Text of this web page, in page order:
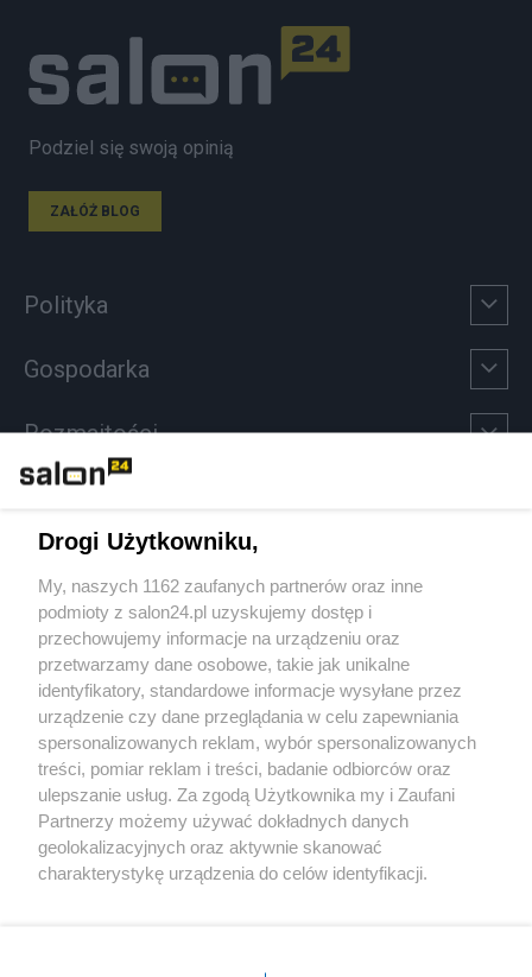
Podziel się swoją opinią
ZAŁÓŻ BLOG
Polityka
Gospodarka
Rozmaitości
Sport
Społeczeństwo
Kultura
X Facebook Instagram Youtube
Drogi Użytkowniku,
My, naszych 1162 zaufanych partnerów oraz inne
podmioty z salon24.pl uzyskujemy dostęp i
przechowujemy informacje na urządzeniu oraz
przetwarzamy dane osobowe, takie jak unikalne
identyfikatory, standardowe informacje wysyłane przez
urządzenie czy dane przeglądania w celu zapewniania
spersonalizowanych reklam, wybór spersonalizowanych
treści, pomiar reklam i treści, badanie odbiorców oraz
ulepszanie usług. Za zgodą Użytkownika my i Zaufani
Partnerzy możemy używać dokładnych danych
geolokalizacyjnych oraz aktywnie skanować
charakterystykę urządzenia do celów identyfikacji.